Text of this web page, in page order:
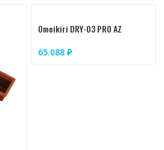
Omoikiri DRY-03 PRO AZ
65.088 ₽